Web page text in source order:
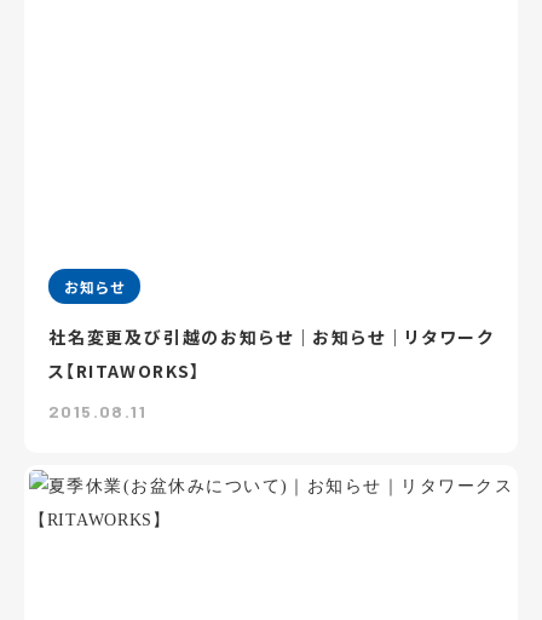
お知らせ
社名変更及び引越のお知らせ｜お知らせ｜リタワーク
ス【RITAWORKS】
2015.08.11